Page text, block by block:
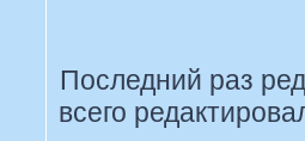
Последний раз
всего